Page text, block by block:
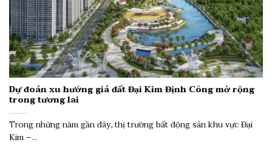
Dự đoán xu hướng giá đất Đại Kim Định Công mở rộng
trong tương lai
Trong những năm gần đây, thị trường bất động sản khu vực Đại
Kim –...